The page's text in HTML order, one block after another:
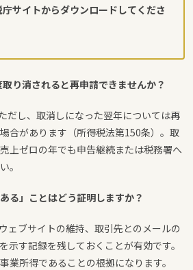
サイトからダウンロードしてくださ
り消されると再申請できませんか？
だし、取消しになった翌年については再
合があります（所得税法第150条）。取
上ゼロの年でも申告継続または税務署へ
。
る」ことはどう証明しますか？
ェブサイトの維持、取引先とのメールの
示す記録を残しておくことが有効です。
業所得であることの根拠になります。